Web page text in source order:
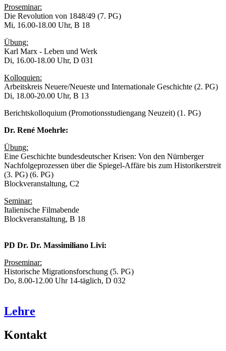
Proseminar:
Die Revolution von 1848/49 (7. PG)
Mi, 16.00-18.00 Uhr, B 18
Übung:
Karl Marx - Leben und Werk
Di, 16.00-18.00 Uhr, D 031
Kolloquien:
Arbeitskreis Neuere/Neueste und Internationale Geschichte (2. PG)
Di, 18.00-20.00 Uhr, B 13
Berichtskolloquium (Promotionsstudiengang Neuzeit) (1. PG)
Dr. René Moehrle:
Übung:
Eine Geschichte bundesdeutscher Krisen: Von den Nürnberger
Nachfolgeprozessen über die Spiegel-Affäre bis zum Historikerstreit
(3. PG) (6. PG)
Blockveranstaltung, C2
Seminar:
Italienische Filmabende
Blockveranstaltung, B 18
PD Dr. Dr. Massimiliano Livi:
Proseminar:
Historische Migrationsforschung (5. PG)
Do, 8.00-12.00 Uhr 14-täglich, D 032
Lehre
Kontakt